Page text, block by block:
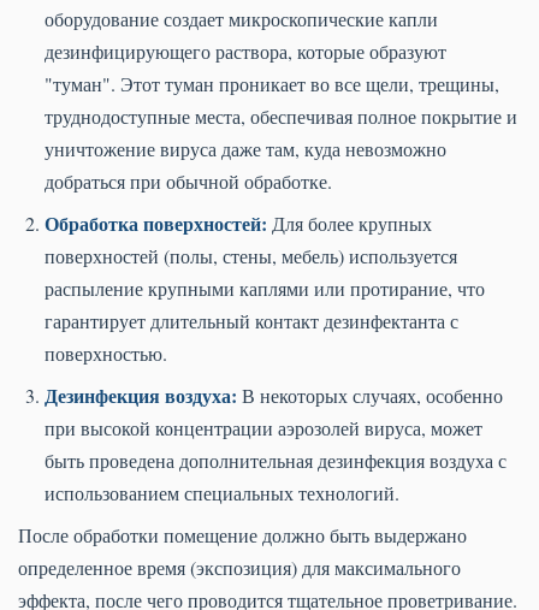
оборудование создает микроскопические капли
дезинфицирующего раствора, которые образуют
"туман". Этот туман проникает во все щели, трещины,
труднодоступные места, обеспечивая полное покрытие и
уничтожение вируса даже там, куда невозможно
добраться при обычной обработке.
Обработка поверхностей: Для более крупных
поверхностей (полы, стены, мебель) используется
распыление крупными каплями или протирание, что
гарантирует длительный контакт дезинфектанта с
поверхностью.
Дезинфекция воздуха: В некоторых случаях, особенно
при высокой концентрации аэрозолей вируса, может
быть проведена дополнительная дезинфекция воздуха с
использованием специальных технологий.
После обработки помещение должно быть выдержано
определенное время (экспозиция) для максимального
эффекта, после чего проводится тщательное проветривание.